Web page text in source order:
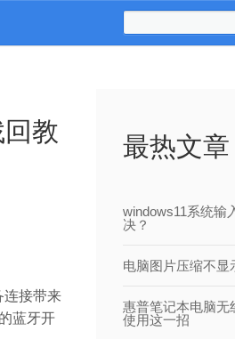
教
连接带来
蓝牙开
最热文章
windows11系统输
决？
电脑图片压缩不显
惠普笔记本电脑无
使用这一招